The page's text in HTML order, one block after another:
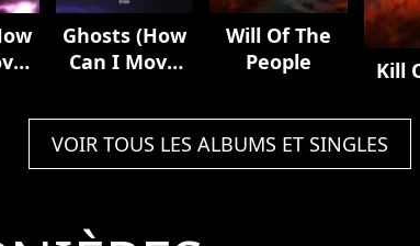
Ghosts (How
Can I Move
Elisa]
Will Of The
People
Kill
VOIR TOUS LES ALBUMS ET SINGLES